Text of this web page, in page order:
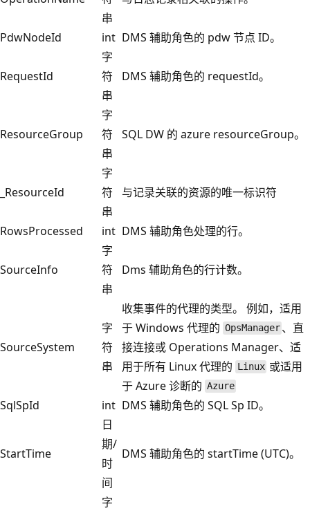
串
PdwNodeId int DMS 辅助角色的 pdw 节点 ID。
RequestId
字
符
串
DMS 辅助角色的 requestId。
ResourceGroup
字
符
串
SQL DW 的 azure resourceGroup。
_ResourceId
字
符
串
与记录关联的资源的唯一标识符
RowsProcessed int DMS 辅助角色处理的行。
SourceInfo
字
符
串
Dms 辅助角色的行计数。
SourceSystem
字
符
串
收集事件的代理的类型。 例如，适用
于 Windows 代理的 OpsManager 、直
接连接或 Operations Manager、适
用于所有 Linux 代理的 Linux 或适用
于 Azure 诊断的 Azure
SqlSpId int DMS 辅助角色的 SQL Sp ID。
StartTime
日
期/
时
间
DMS 辅助角色的 startTime (UTC)。
字